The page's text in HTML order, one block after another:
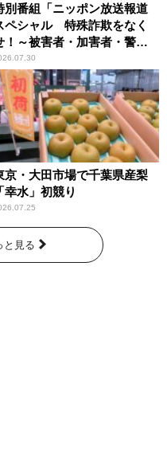
別番組「ニッポン放送報道
ペシャル 特殊詐欺をなく
！～被害者・加害者・警視
が語るトクリュウの実態
」放送
京・大田市場で千葉県産梨
「幸水」初競り
と見る